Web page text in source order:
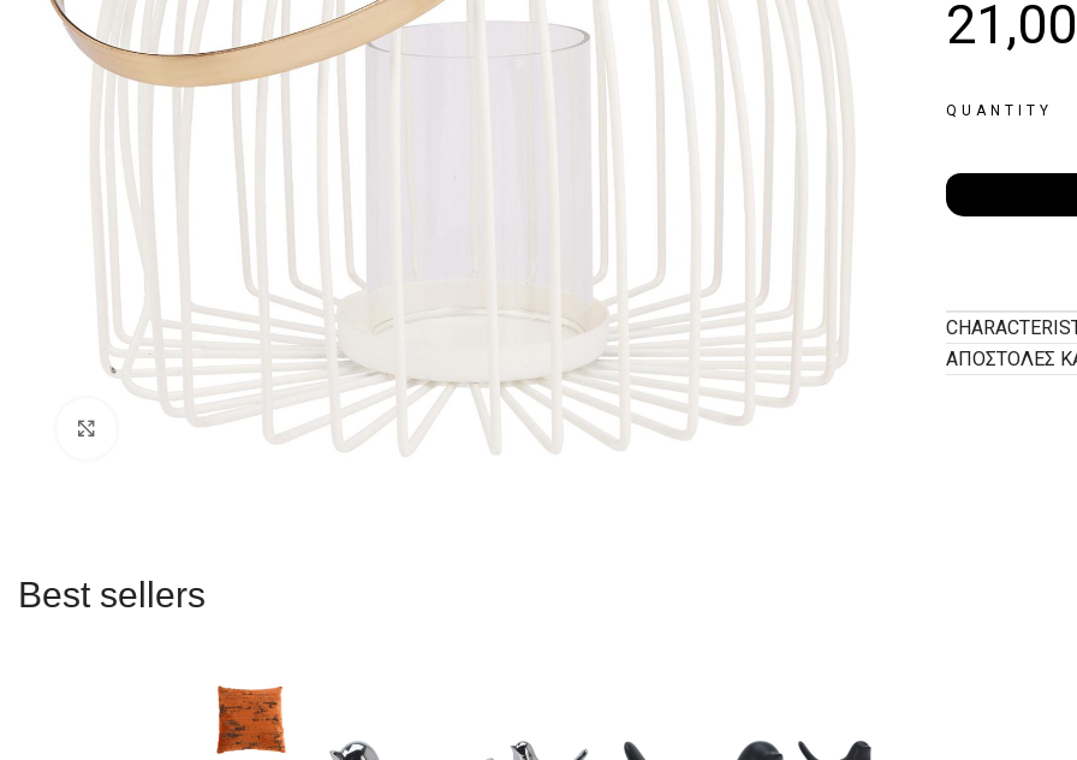
Click to enlarge
21,00
QUANTITY
ΑΠΟΣΤΟΛΕΣ
Best sellers